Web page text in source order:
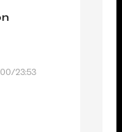
/23:53